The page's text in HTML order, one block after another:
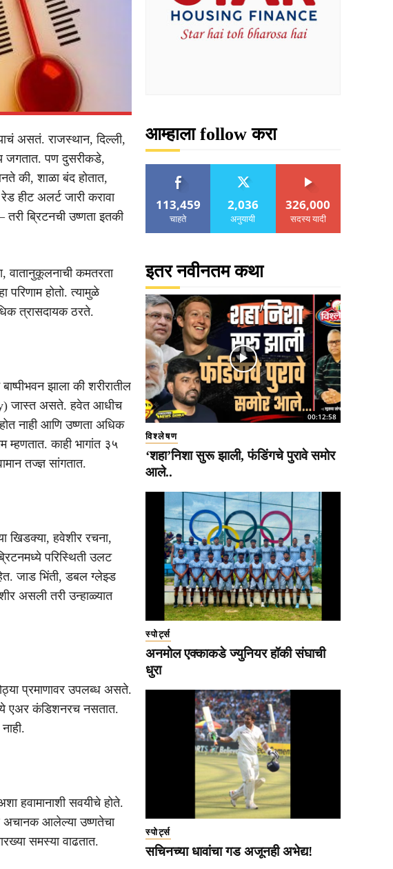
असतं. राजस्थान, दिल्ली,
जगतात. पण दुसरीकडे,
की, शाळा बंद होतात,
हीट अलर्ट जारी करावा
ब्रिटनची उष्णता इतकी
वातानुकूलनाची कमतरता
परिणाम होतो. त्यामुळे
त्रासदायक ठरते.
झाला की शरीरातील
जास्त असते. हवेत आधीच
नाही आणि उष्णता अधिक
म्हणतात. काही भागांत ३५
तज्ज्ञ सांगतात.
खिडक्या, हवेशीर रचना,
परिस्थिती उलट
जाड भिंती, डबल ग्लेझ्ड
असली तरी उन्हाळ्यात
प्रमाणावर उपलब्ध असते.
एअर कंडिशनरच नसतात.
हवामानाशी सवयीचे होते.
अचानक आलेल्या उष्णतेचा
समस्या वाढतात.
आम्हाला follow करा
113,459
चाहते
2,036
अनुयायी
326,000
सदस्य यादी
इतर नवीनतम कथा
00:12:58
विश्लेषण
‘शहा’निशा सुरू झाली, फंडिंगचे पुरावे समोर
आले..
स्पोर्ट्स
अनमोल एक्काकडे ज्युनियर हॉकी संघाची
धुरा
स्पोर्ट्स
सचिनच्या धावांचा गड अजूनही अभेद्य!